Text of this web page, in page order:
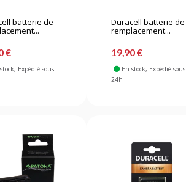
batterie de
€
, Expédié sous
Duracell batterie de
remplacement...
19,90 €
En stock, Expédié sous
24h